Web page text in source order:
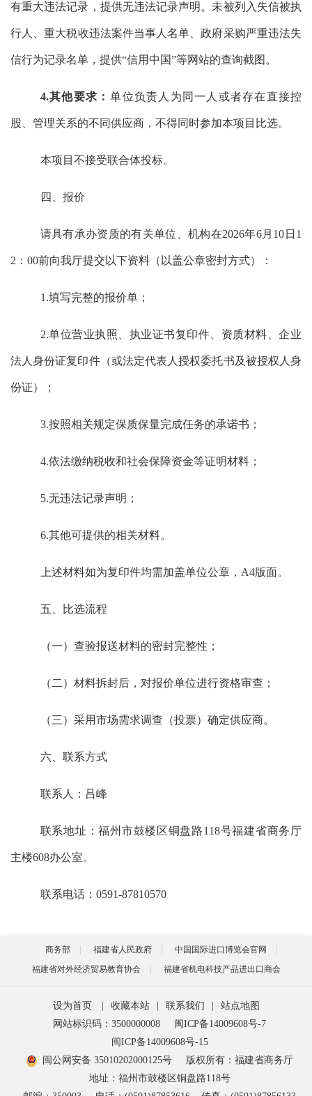
有重大违法记录，‌提供无违法记录声明。‌未被列入失信被执
行人、‌重大税收违法案件当事人名单、‌政府采购严重违法失
信行为记录名单，‌提供“信用中国”等网站的查询截图。‌
4.其他要求： ‌单位负责人为同一人或者存在直接控
股、‌管理关系的不同供应商，‌不得同时参加本项目比选。‌
本项目不接受联合体投标。
四、报价
请具有承办资质的有关单位、机构在2026年6月 10 日 1
2 ： 00前向我厅提交以下资料（以盖公章密封方式）：
1.填写完整的报价单；
2.单位营业执照、执业证书复印件、资质材料、企业
法人身份证复印件（‌或法定代表人授权委托书及被授权人身
份证）‌；
3.按照相关规定保质保量完成任务的承诺书；
4.依法缴纳税收和社会保障资金等证明材料；
5.无违法记录声明 ；
6.其他可提供的相关材料。
上述材料如为复印件均需加盖单位公章， A4版面。
五 、比选流程
（一）查验报送材料的密封完整性；
（二）材料拆封后，对报价单位进行资格审查；
（三）采用市场需求调查（投票） 确定供应商。
六、 ‌联系方式
联系 人： 吕峰
联系地址：福州市鼓楼区铜盘路118号福建省商务厅
主楼608办公室。
联系电话： 0591-87810570
商务部 福建省人民政府
中国国际进口博览会官网
福建省对外经济贸易教育协会
福建省机电科技产品进出口商会
设为首页 收藏本站 联系我们
站点地图
网站标识码：3500000008
闽ICP备14009608号-7
闽ICP备14009608号-15
闽公网安备 35010202000125号
版权所有：福建省商务厅
地址：福州市鼓楼区铜盘路118号